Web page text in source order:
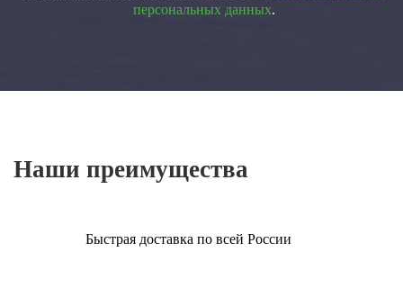
персональных данных.
Наши преимущества
Быстрая доставка по всей России